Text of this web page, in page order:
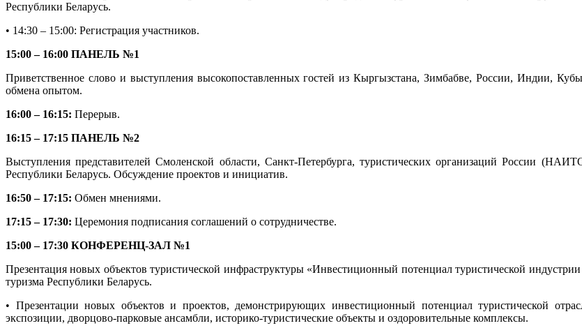
Республики Беларусь.
• 14:30 – 15:00: Регистрация участников.
15:00 – 16:00 ПАНЕЛЬ №1
Приветственное слово и выступления высокопоставленных гостей из Кыргызстана, Зимбабве, России, Индии,
обмена опытом.
16:00 – 16:15: Перерыв.
16:15 – 17:15 ПАНЕЛЬ №2
Выступления представителей Смоленской области, Санкт-Петербурга, туристических организаций России
Республики Беларусь. Обсуждение проектов и инициатив.
16:50 – 17:15: Обмен мнениями.
17:15 – 17:30: Церемония подписания соглашений о сотрудничестве.
15:00 – 17:30 КОНФЕРЕНЦ-ЗАЛ №1
Презентация новых объектов туристической инфраструктуры «Инвестиционный потенциал туристической
туризма Республики Беларусь.
• Презентации новых объектов и проектов, демонстрирующих инвестиционный потенциал туристической
экспозиции, дворцово-парковые ансамбли, историко-туристические объекты и оздоровительные комплексы.